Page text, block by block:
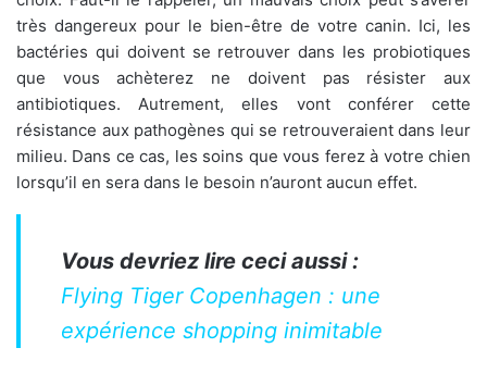
très dangereux pour le bien-être de votre canin. Ici, les
bactéries qui doivent se retrouver dans les probiotiques
que vous achèterez ne doivent pas résister aux
antibiotiques. Autrement, elles vont conférer cette
résistance aux pathogènes qui se retrouveraient dans leur
milieu. Dans ce cas, les soins que vous ferez à votre chien
lorsqu’il en sera dans le besoin n’auront aucun effet.
Vous devriez lire ceci aussi :
Flying Tiger Copenhagen : une
expérience shopping inimitable